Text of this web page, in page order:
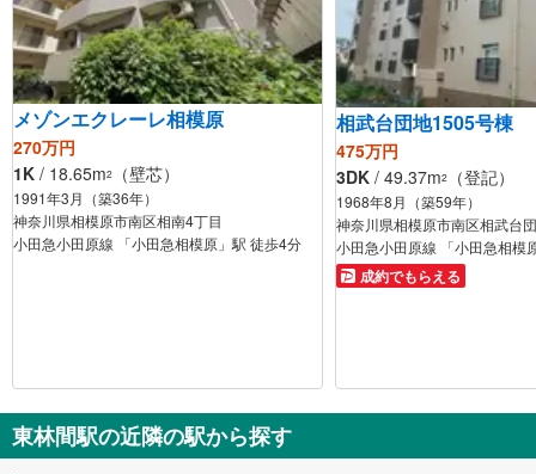
メゾンエクレーレ相模原
270万円
1K / 18.65m2 （壁芯）
1991年3月（築36年）
神奈川県相模原市南区相南4丁目
小田急小田原線 「小田急相模原」駅 徒歩4分
相武台団地1505号棟
475万円
3DK / 49.37m2 （登記）
1968年8月（築59年）
神奈川県相模原市南区相武台
小田急小田原線 「小田急相模
成約でもらえる
東林間駅の近隣の駅から探す